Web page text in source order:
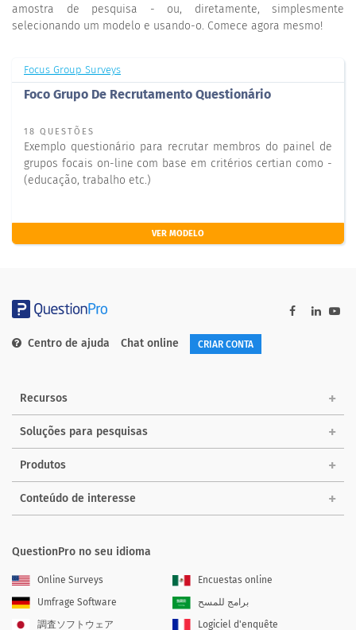
amostra de pesquisa - ou, diretamente, simplesmente
selecionando um modelo e usando-o. Comece agora mesmo!
Focus Group Surveys
Foco Grupo De Recrutamento Questionário
18 QUESTÕES
Exemplo questionário para recrutar membros do painel de
grupos focais on-line com base em critérios certian como -
(educação, trabalho etc.)
VER MODELO
Centro de ajuda Chat online CRIAR CONTA
Recursos
Soluções para pesquisas
Produtos
Conteúdo de interesse
QuestionPro no seu idioma
Online Surveys
Encuestas online
Umfrage Software
برامج للمسح
調査ソフトウェア
Logiciel d'enquête